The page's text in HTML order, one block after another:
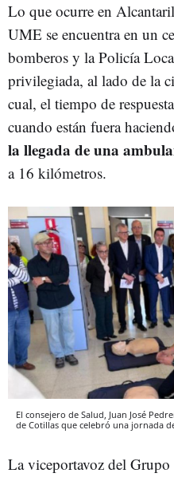
Lo que ocurre en
UME se encuentra en un
bomberos y la Policía
privilegiada, al lado de la
cual, el tiempo de
cuando están fuera
la llegada de una
a 16 kilómetros.
El consejero de Salud, Juan José
de Cotillas que celebró una jornada
La viceportavoz del